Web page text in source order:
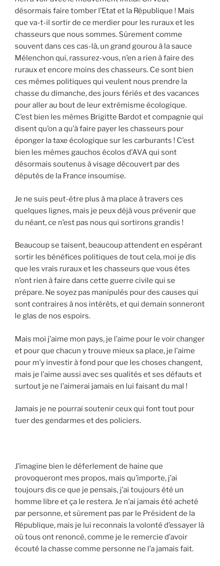
désormais faire tomber l’Etat et la République ! Mais
que va-t-il sortir de ce merdier pour les ruraux et les
chasseurs que nous sommes. Sûrement comme
souvent dans ces cas-là, un grand gourou à la sauce
Mélenchon qui, rassurez-vous, n’en a rien à faire des
ruraux et encore moins des chasseurs. Ce sont bien
ces mêmes politiques qui veulent nous prendre la
chasse du dimanche, des jours fériés et des vacances
pour aller au bout de leur extrémisme écologique.
C’est bien les mêmes Brigitte Bardot et compagnie qui
disent qu’on a qu’à faire payer les chasseurs pour
éponger la taxe écologique sur les carburants ! C’est
bien les mêmes gauchos écolos d’AVA qui sont
désormais soutenus à visage découvert par des
députés de la France insoumise.
Je ne suis peut-être plus à ma place à travers ces
quelques lignes, mais je peux déjà vous prévenir que
du néant, ce n’est pas nous qui sortirons grandis !
Beaucoup se taisent, beaucoup attendent en espérant
sortir les bénéfices politiques de tout cela, moi je dis
que les vrais ruraux et les chasseurs que vous êtes
n’ont rien à faire dans cette guerre civile qui se
prépare. Ne soyez pas manipulés pour des causes qui
sont contraires à nos intérêts, et qui demain sonneront
le glas de nos espoirs.
Mais moi j’aime mon pays, je l’aime pour le voir changer
et pour que chacun y trouve mieux sa place, je l’aime
pour m’y investir à fond pour que les choses changent,
mais je l’aime aussi avec ses qualités et ses défauts et
surtout je ne l’aimerai jamais en lui faisant du mal !
Jamais je ne pourrai soutenir ceux qui font tout pour
tuer des gendarmes et des policiers.
J’imagine bien le déferlement de haine que
provoqueront mes propos, mais qu’importe, j’ai
toujours dis ce que je pensais, j’ai toujours été un
homme libre et ça le restera. Je n’ai jamais été acheté
par personne, et sûrement pas par le Président de la
République, mais je lui reconnais la volonté d’essayer là
où tous ont renoncé, comme je le remercie d’avoir
écouté la chasse comme personne ne l’a jamais fait.